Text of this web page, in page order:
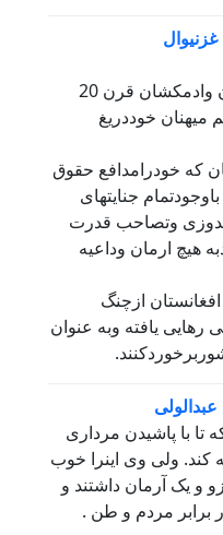
غزنیوال
افغانهامانندشمافکرکنندودزدان وادمکشان قرن 20
میهنان خوددریغ
که خودرامدافع حقوق
جنایتهای
وتصاحب قدرت
هیچ ارمان وداعیه
ازچنگ
یافته وبه عنوان
عبدالولی
تا با پاشیدن مرداری
کند. ولی وی اینرا خوب
و یک آرمان داشتند و
برابر مردم و طن .